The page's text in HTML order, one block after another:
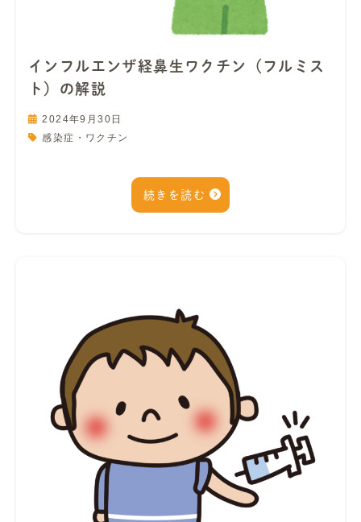
インフルエンザ経鼻生ワクチン（フルミス
ト）の解説
2024年9月30日
感染症・ワクチン
続きを読む